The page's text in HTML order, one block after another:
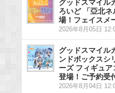
グッドスマイル
ろいど 「亞北
場！フェイスメ
2026年8月05日
グッドスマイル
ンドボックスシ
ーズ フィギュ
登場！ご予約受
2026年8月04日